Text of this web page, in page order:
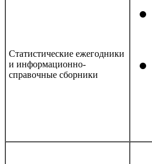
Статистические ежегодники
и информационно-
справочные сборники